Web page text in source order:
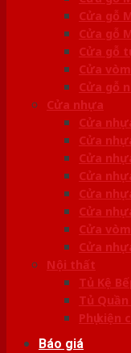
Cửa gỗ
Cửa gỗ
Cửa gỗ
Cửa
Cửa gỗ
Cửa nhựa
Cửa
Cửa
Cửa
Cửa
Cửa
Cửa
Cửa
Cửa
Nội thất
Tủ Kệ
Tủ
Phụ kiện
Báo giá